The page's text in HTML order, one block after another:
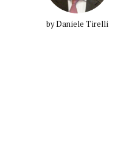
by Daniele Tirelli